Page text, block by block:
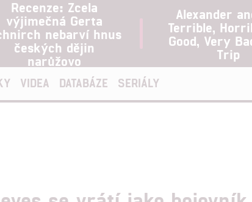
Recenze: Zcela
výjimečná Gerta
nebarví hnus
českých dějin
narůžovo
Alexander
Terrible,
Good, Very
Trip
VIDEA DATABÁZE SERIÁLY